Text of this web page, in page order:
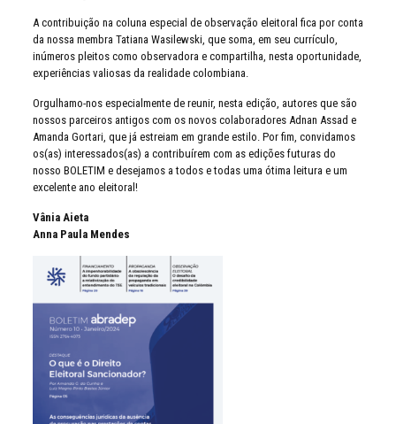
A contribuição na coluna especial de observação eleitoral fica por conta
da nossa membra Tatiana Wasilewski, que soma, em seu currículo,
inúmeros pleitos como observadora e compartilha, nesta oportunidade,
experiências valiosas da realidade colombiana.
Orgulhamo-nos especialmente de reunir, nesta edição, autores que são
nossos parceiros antigos com os novos colaboradores Adnan Assad e
Amanda Gortari, que já estreiam em grande estilo. Por fim, convidamos
os(as) interessados(as) a contribuírem com as edições futuras do
nosso BOLETIM e desejamos a todos e todas uma ótima leitura e um
excelente ano eleitoral!
Vânia Aieta
Anna Paula Mendes